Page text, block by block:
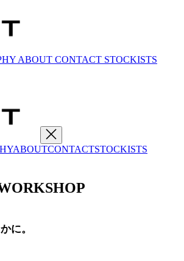
ABOUT CONTACT STOCKISTS
ABOUTCONTACTSTOCKISTS
に。